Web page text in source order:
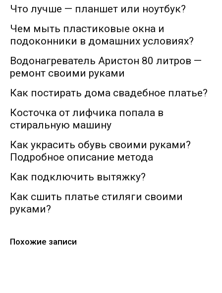
Что лучше — планшет или ноутбук?
Чем мыть пластиковые окна и
подоконники в домашних условиях?
Водонагреватель Аристон 80 литров —
ремонт своими руками
Как постирать дома свадебное платье?
Косточка от лифчика попала в
стиральную машину
Как украсить обувь своими руками?
Подробное описание метода
Как подключить вытяжку?
Как сшить платье стиляги своими
руками?
Похожие записи